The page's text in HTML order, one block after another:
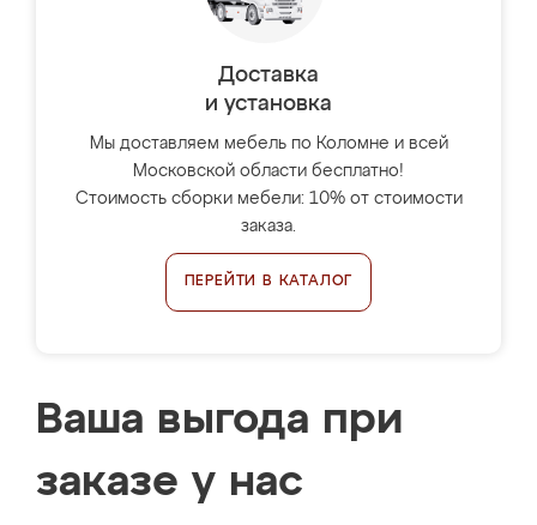
Доставка
и установка
Мы доставляем мебель по Коломне и всей
Московской области бесплатно!
Стоимость сборки мебели: 10% от стоимости
заказа.
ПЕРЕЙТИ В КАТАЛОГ
Ваша выгода при
заказе у нас